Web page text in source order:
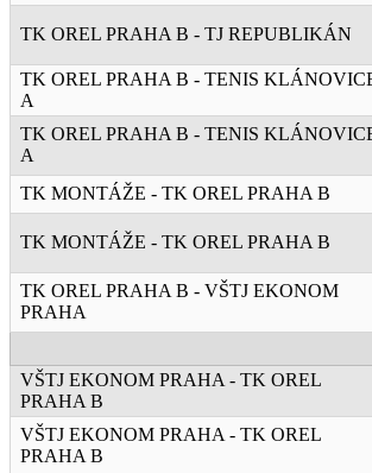
TK OREL PRAHA B - TJ REPUBLIKÁN
TK OREL PRAHA B - TENIS
A
TK OREL PRAHA B - TENIS
A
TK MONTÁŽE - TK OREL PRAHA B
TK MONTÁŽE - TK OREL PRAHA B
TK OREL PRAHA B - VŠTJ EKONOM
PRAHA
VŠTJ EKONOM PRAHA - TK OREL
PRAHA B
VŠTJ EKONOM PRAHA - TK OREL
PRAHA B